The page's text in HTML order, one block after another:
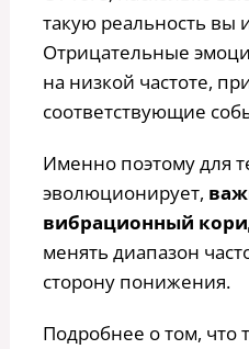
такую реальность вы
Отрицательные
на низкой частоте,
соответствующие
Именно поэтому для
эволюционирует,
вибрационный
менять диапазон
сторону понижения.
Подробнее о том, что